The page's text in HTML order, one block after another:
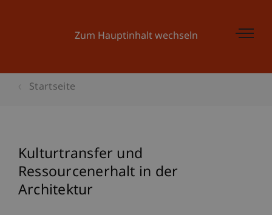
Zum Hauptinhalt wechseln
Startseite
Kulturtransfer und
Ressourcenerhalt in der
Architektur